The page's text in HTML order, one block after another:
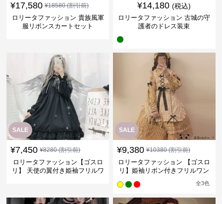
¥17,580 ¥18580(割引前)
ロリータファッション 貴族風軍
服リボンスカートセット
¥14,180 (税込)
ロリータファッション 古城の守
護者のドレス装束
SALE
¥7,450 ¥8280(割引前)
ロリータファッション【ゴスロ
リ】 天使の翼付き姫袖フリルワ
SALE
¥9,380 ¥10380(割引前)
ロリータファッション 【ゴスロ
リ】姫袖リボン付きフリルワン
全3色